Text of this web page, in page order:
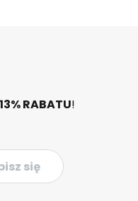
13% RABATU!
się